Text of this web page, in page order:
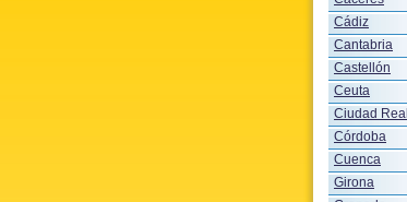
Cádiz
Cantabria
Castellón
Ceuta
Ciudad Real
Córdoba
Cuenca
Girona